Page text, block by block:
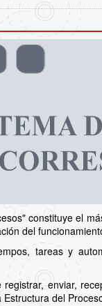
constituye el
del
tareas y
enviar,
del